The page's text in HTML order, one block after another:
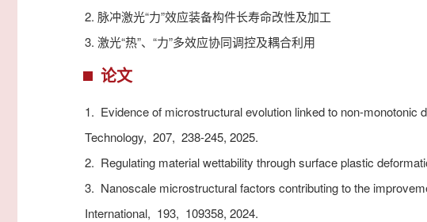
2. 脉冲激光“力”效应装备构件长寿命改性及加工
3. 激光“热”、“力”多效应协同调控及耦合利用
论文
1. Evidence of microstructural evolution linked to non-
Technology, 207, 238-245, 2025.
2. Regulating material wettability through surface plastic
3. Nanoscale microstructural factors contributing to the
International, 193, 109358, 2024.